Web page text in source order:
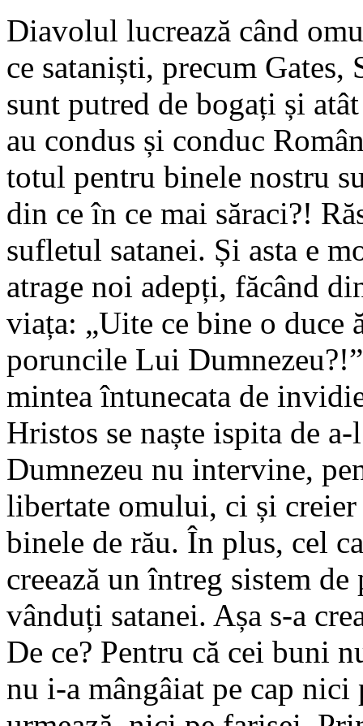
Diavolul lucrează când
ce sataniști, precum
sunt putred de bogați și
au condus și conduc
totul pentru binele nostru
din ce în ce mai săraci?!
sufletul satanei. Și asta e
atrage noi adepți, făcând
viața: „Uite ce bine o duce
poruncile Lui
mintea întunecata de
Hristos se naște ispita de
Dumnezeu nu intervine,
libertate omului, ci și creier
binele de rău. În plus, cel
creează un întreg sistem
vânduți satanei. Așa s-a
De ce? Pentru că cei buni
nu i-a mângâiat pe cap nici